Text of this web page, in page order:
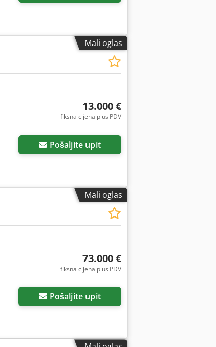
Mali oglas
13.000 €
fiksna cijena plus PDV
Pošaljite upit
Mali oglas
73.000 €
fiksna cijena plus PDV
Pošaljite upit